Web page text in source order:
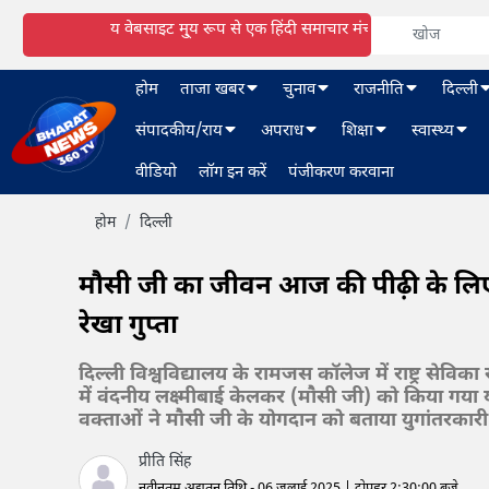
य वेबसाइट मु्य रूप से एक हिंदी समाचार मंच है। हालांकि हम हिंदी और
होम ताजा खबर चुनाव राजनीति दिल्ली
संपादकीय/राय
अपराध शिक्षा स्वास्थ्य
वीडियो
लॉग इन करें पंजीकरण करवाना
होम दिल्ली
मौसी जी का जीवन आज की पीढ़ी के
रेखा गुप्ता
दिल्ली विश्वविद्यालय के रामजस कॉलेज में राष्ट्र
में वंदनीय लक्ष्मीबाई केलकर (मौसी जी) को किया
वक्ताओं ने मौसी जी के योगदान को बताया
प्रीति सिंह